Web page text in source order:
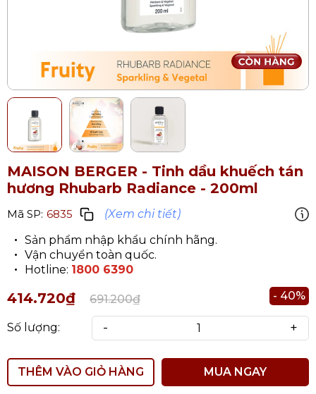
MAISON BERGER - Tinh dầu khuếch tán
hương Rhubarb Radiance - 200ml
Mã SP: 6835
(Xem chi tiết)
Sản phẩm nhập khẩu chính hãng.
Vận chuyển toàn quốc.
Hotline: 1800 6390
414.720₫ 691.200₫ - 40%
Số lượng: - +
THÊM VÀO GIỎ HÀNG MUA NGAY